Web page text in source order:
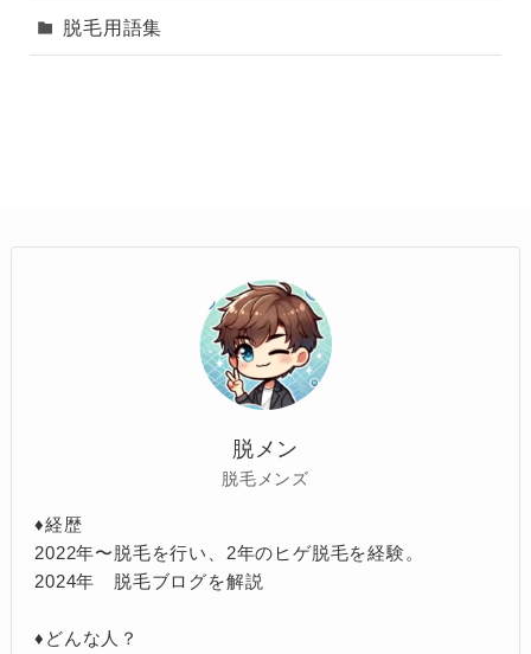
脱毛用語集
脱メン
脱毛メンズ
♦︎経歴
2022年〜脱毛を行い、2年のヒゲ脱毛を経験。
2024年 脱毛ブログを解説
♦︎どんな人？